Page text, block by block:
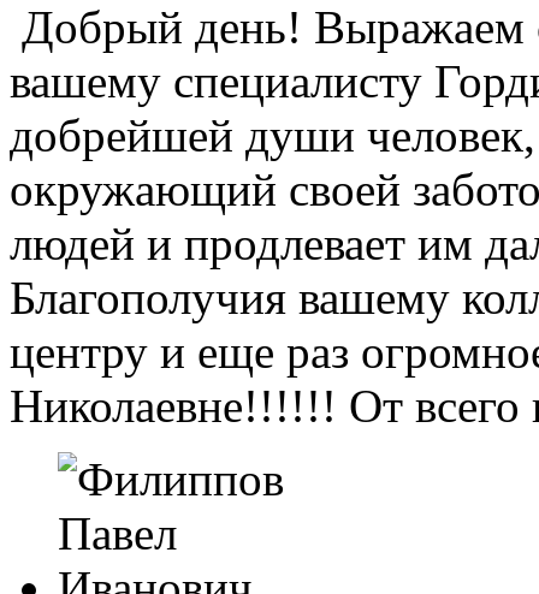
Добрый день! Выражаем
вашему специалисту
добрейшей души
окружающий своей
людей и продлевает им
Благополучия вашему
центру и еще раз
Николаевне!!!!!! От